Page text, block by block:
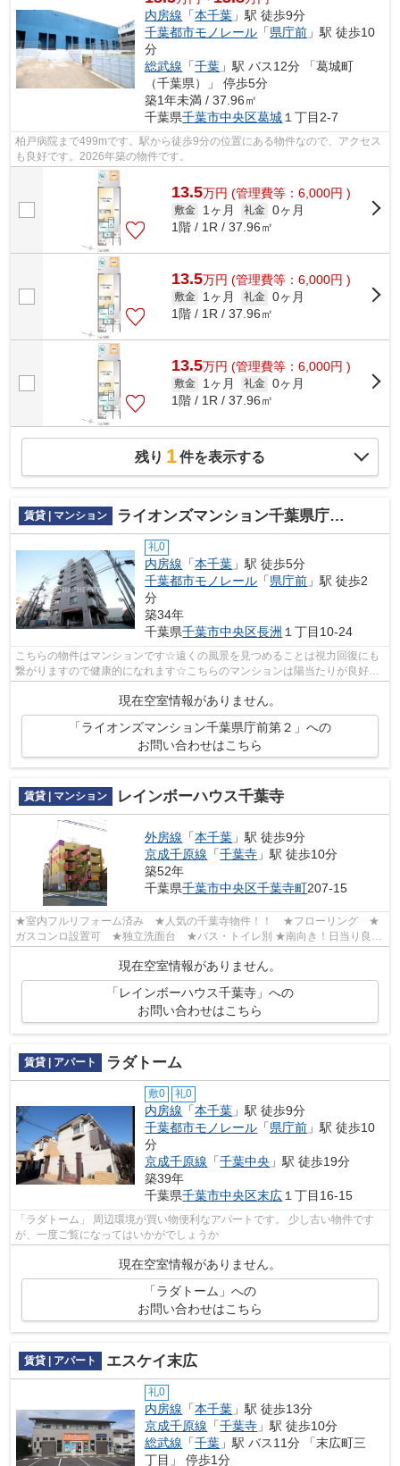
内房線 「本千葉 」駅 徒歩9分
千葉都市モノレール 「県庁前 」駅 徒歩10
分
総武線 「千葉 」駅 バス12分 「葛城町
（千葉県）」 停歩5分
築1年未満 / 37.96㎡
千葉県千葉市中央区葛城 １丁目2-7
柏戸病院まで499mです。駅から徒歩9分の位置にある物件なので、アクセス
も良好です。2026年築の物件です。
13.5万円 (管理費等：6,000円 )
敷金 1ヶ月 礼金 0ヶ月
1階 / 1R / 37.96㎡
13.5万円 (管理費等：6,000円 )
敷金 1ヶ月 礼金 0ヶ月
1階 / 1R / 37.96㎡
13.5万円 (管理費等：6,000円 )
敷金 1ヶ月 礼金 0ヶ月
1階 / 1R / 37.96㎡
残り 1件を表示する
賃貸 | マンション ライオンズマンション千葉県庁前第２
礼0
内房線 「本千葉 」駅 徒歩5分
千葉都市モノレール 「県庁前 」駅 徒歩2
分
築34年
千葉県千葉市中央区長洲 １丁目10-24
こちらの物件はマンションです☆遠くの風景を見つめることは視力回復にも
繋がりますので健康的になれます☆こちらのマンションは陽当たりが良好で
す☆高ニーズな駅近の物件で、徒歩5分で...
現在空室情報がありません。
「ライオンズマンション千葉県庁前第２」への
お問い合わせはこちら
賃貸 | マンション レインボーハウス千葉寺
外房線 「本千葉 」駅 徒歩9分
京成千原線 「千葉寺 」駅 徒歩10分
築52年
千葉県千葉市中央区千葉寺町207-15
★室内フルリフォーム済み ★人気の千葉寺物件！！ ★フローリング ★
ガスコンロ設置可 ★独立洗面台 ★バス・トイレ別 ★南向き！日当り良
現在空室情報がありません。
「レインボーハウス千葉寺」への
お問い合わせはこちら
賃貸 | アパート ラダトーム
敷0 礼0
内房線 「本千葉 」駅 徒歩9分
千葉都市モノレール 「県庁前 」駅 徒歩10
分
京成千原線 「千葉中央 」駅 徒歩19分
築39年
千葉県千葉市中央区末広 １丁目16-15
「ラダトーム」 周辺環境が買い物便利なアパートです。 少し古い物件です
が、一度ご覧になってはいかがでしょうか
現在空室情報がありません。
「ラダトーム」への
お問い合わせはこちら
賃貸 | アパート エスケイ末広
礼0
内房線 「本千葉 」駅 徒歩13分
京成千原線 「千葉寺 」駅 徒歩10分
総武線 「千葉 」駅 バス11分 「末広町三
丁目」 停歩1分